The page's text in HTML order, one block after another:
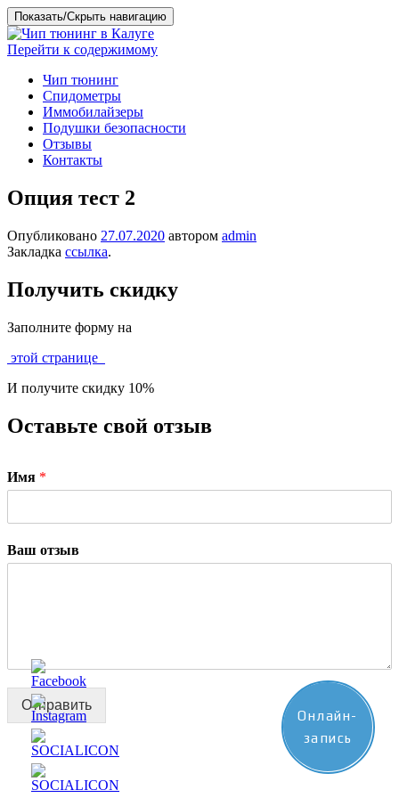
Показать/Скрыть навигацию
Перейти к содержимому
Чип тюнинг
Спидометры
Иммобилайзеры
Подушки безопасности
Отзывы
Контакты
Опция тест 2
Опубликовано 27.07.2020 автором admin
Закладка ссылка.
Получить скидку
Заполните форму на
этой странице
И получите скидку 10%
Оставьте свой отзыв
Имя *
Ваш отзыв
Отправить
Онлайн-
запись